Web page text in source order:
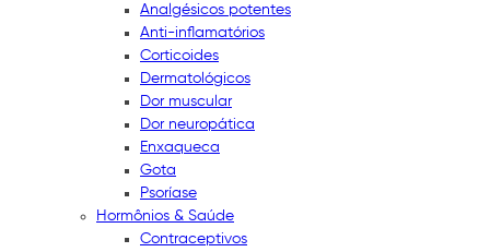
Analgésicos potentes
Anti-inflamatórios
Corticoides
Dermatológicos
Dor muscular
Dor neuropática
Enxaqueca
Gota
Psoríase
Hormônios & Saúde
Contraceptivos